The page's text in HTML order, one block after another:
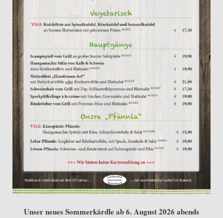
Unser neues Sommerkärdle ab 6. August 2026 abends